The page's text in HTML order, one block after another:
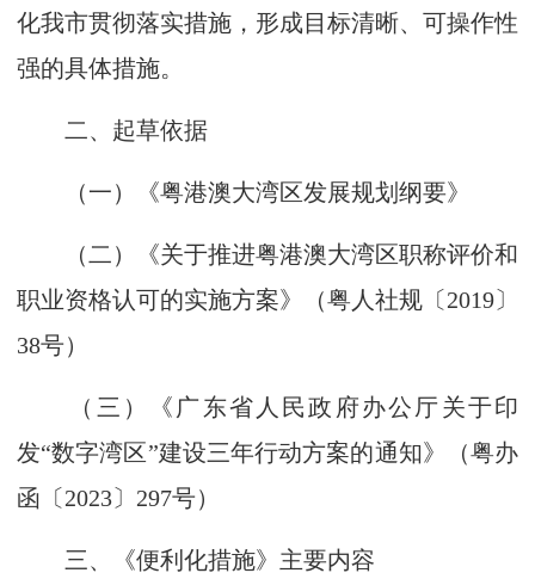
化我市贯彻落实措施，形成目标清晰、可操作性
强的具体措施。
二、起草依据
（一）《粤港澳大湾区发展规划纲要》
（二）《关于推进粤港澳大湾区职称评价和
职业资格认可的实施方案》（粤人社规〔2019〕
38号）
（三）《广东省人民政府办公厅关于印
发“数字湾区”建设三年行动方案的通知》（粤办
函〔2023〕297号）
三、《便利化措施》主要内容